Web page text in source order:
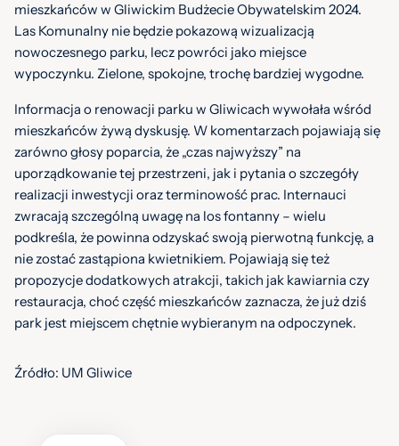
mieszkańców w Gliwickim Budżecie Obywatelskim 2024.
Las Komunalny nie będzie pokazową wizualizacją
nowoczesnego parku, lecz powróci jako miejsce
wypoczynku. Zielone, spokojne, trochę bardziej wygodne.
Informacja o renowacji parku w Gliwicach wywołała wśród
mieszkańców żywą dyskusję. W komentarzach pojawiają się
zarówno głosy poparcia, że „czas najwyższy” na
uporządkowanie tej przestrzeni, jak i pytania o szczegóły
realizacji inwestycji oraz terminowość prac. Internauci
zwracają szczególną uwagę na los fontanny – wielu
podkreśla, że powinna odzyskać swoją pierwotną funkcję, a
nie zostać zastąpiona kwietnikiem. Pojawiają się też
propozycje dodatkowych atrakcji, takich jak kawiarnia czy
restauracja, choć część mieszkańców zaznacza, że już dziś
park jest miejscem chętnie wybieranym na odpoczynek.
Źródło: UM Gliwice